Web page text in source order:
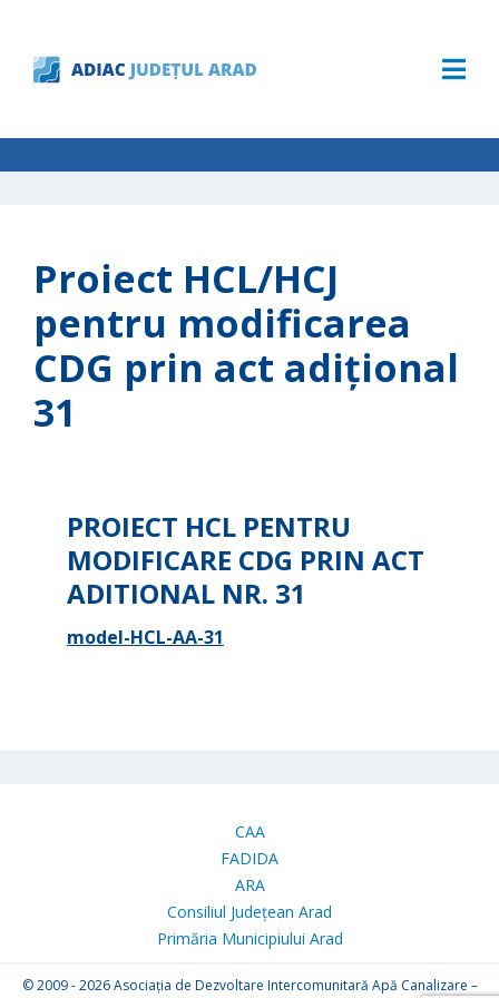
Proiect HCL/HCJ
pentru modificarea
CDG prin act adițional
31
PROIECT HCL PENTRU
MODIFICARE CDG PRIN ACT
ADITIONAL NR. 31
model-HCL-AA-31
CAA
FADIDA
ARA
Consiliul Județean Arad
Primăria Municipiului Arad
© 2009 - 2026Asociația de Dezvoltare Intercomunitară Apă Canalizare –